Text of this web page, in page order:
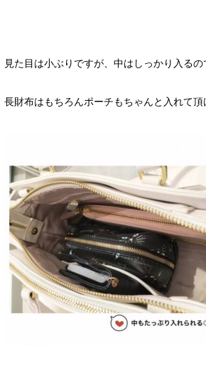
見た目は小ぶりですが、中はしっかり入るの
長財布はもちろんポーチもちゃんと入れて頂